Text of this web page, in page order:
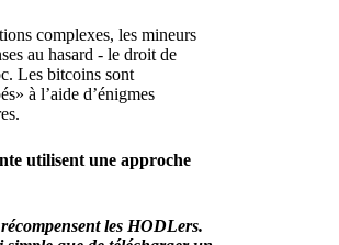
complexes, les mineurs
au hasard - le droit de
Les bitcoins sont
à l’aide d’énigmes
utilisent une approche
les HODLers.